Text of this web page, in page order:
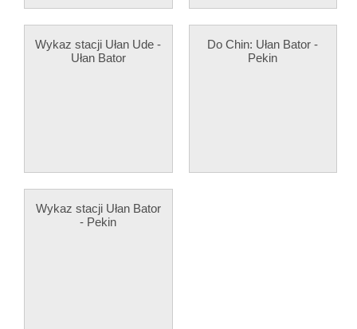
Wykaz stacji Ułan Ude -
Ułan Bator
Do Chin: Ułan Bator -
Pekin
Wykaz stacji Ułan Bator
- Pekin